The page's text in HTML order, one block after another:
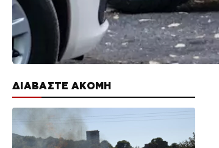
ΔΙΑΒΑΣΤΕ ΑΚΟΜΗ